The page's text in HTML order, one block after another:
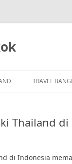
TRAVEL
Thailand
di Indonesia